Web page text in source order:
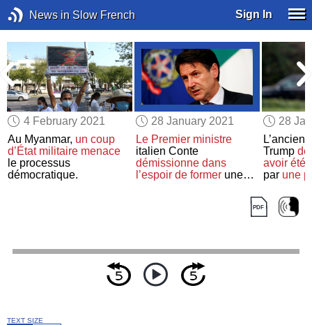
News in Slow French Sign In
4 February 2021
Au Myanmar, un coup
d’État militaire menace
le processus
démocratique.
28 January 2021
Le Premier ministre
italien Conte
démissionne dans
l’espoir de formerune
28
L’ancien
Trump
avoir été
par une
TEXT SIZE